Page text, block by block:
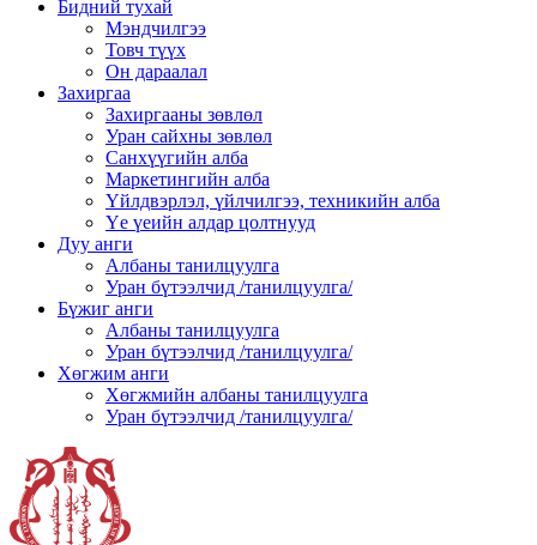
Бидний тухай
Мэндчилгээ
Товч түүх
Он дараалал
Захиргаа
Захиргааны зөвлөл
Уран сайхны зөвлөл
Санхүүгийн алба
Маркетингийн алба
Үйлдвэрлэл, үйлчилгээ, техникийн алба
Үе үеийн алдар цолтнууд
Дуу анги
Албаны танилцуулга
Уран бүтээлчид /танилцуулга/
Бүжиг анги
Албаны танилцуулга
Уран бүтээлчид /танилцуулга/
Хөгжим анги
Хөгжмийн албаны танилцуулга
Уран бүтээлчид /танилцуулга/